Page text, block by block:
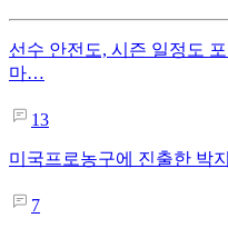
선수 안전도, 시즌 일정도
마…
13
미국프로농구에 진출한 박
7